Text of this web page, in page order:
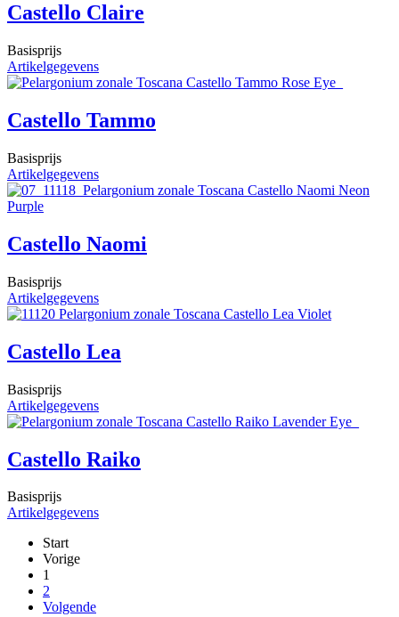
Castello Claire
Basisprijs
Artikelgegevens
Castello Tammo
Basisprijs
Artikelgegevens
Castello Naomi
Basisprijs
Artikelgegevens
Castello Lea
Basisprijs
Artikelgegevens
Castello Raiko
Basisprijs
Artikelgegevens
Start
Vorige
1
2
Volgende